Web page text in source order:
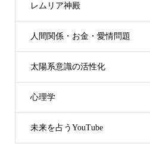
レムリア神殿
人間関係・お金・愛情問題
太陽系意識の活性化
心理学
未来を占うYouTube